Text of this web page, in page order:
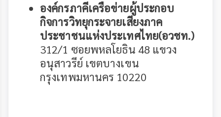
องค์กรภาคีเครือข่ายผู้ประกอบ
กิจการวิทยุกระจายเสียงภาค
ประชาชนแห่งประเทศไทย(อวชท.)
312/1 ซอยพหลโยธิน 48 แขวง
อนุสาวรีย์ เขตบางเขน
กรุงเทพมหานคร 10220